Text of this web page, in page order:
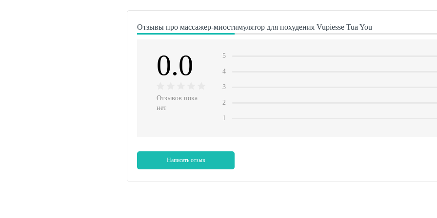
Отзывы про массажер-миостимулятор для похудения Vupiesse Tua You
0.0
Отзывов пока
нет
5
4
3
2
1
Написать отзыв